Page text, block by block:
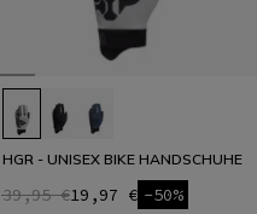
HGR - UNISEX BIKE HANDSCHUHE
39,95 €19,97 € -50%